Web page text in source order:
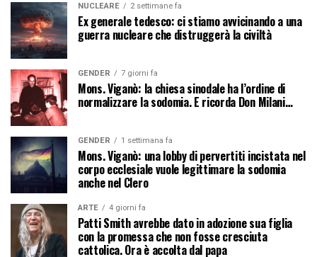
NUCLEARE 2 settimane fa
Ex generale tedesco: ci stiamo avvicinando a una
guerra nucleare che distruggerà la civiltà
GENDER 7 giorni fa
Mons. Viganò: la chiesa sinodale ha l’ordine di
normalizzare la sodomia. E ricorda Don Milani…
GENDER 1 settimana fa
Mons. Viganò: una lobby di pervertiti incistata nel
corpo ecclesiale vuole legittimare la sodomia
anche nel Clero
ARTE 4 giorni fa
Patti Smith avrebbe dato in adozione sua figlia
con la promessa che non fosse cresciuta
cattolica. Ora è accolta dal papa